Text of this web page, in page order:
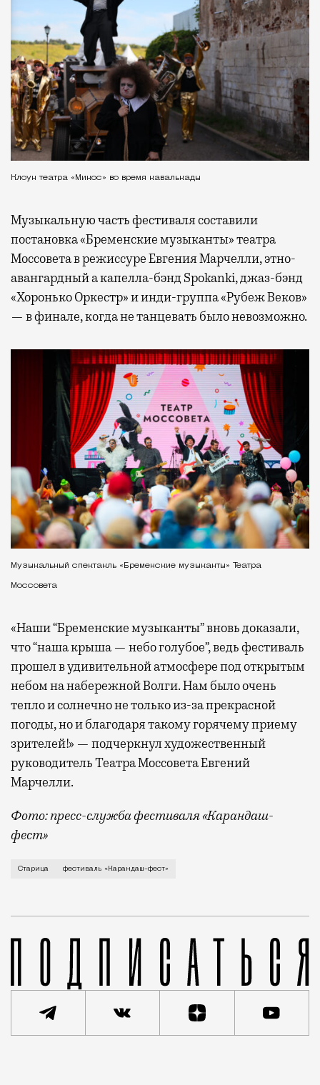
Клоун театра «Микос» во время кавалькады
Музыкальную часть фестиваля составили
постановка «Бременские музыканты» театра
Моссовета в режиссуре Евгения Марчелли, этно-
авангардный а капелла-бэнд Spokanki, джаз-бэнд
«Хоронько Оркестр» и инди-группа «Рубеж Веков»
— в финале, когда не танцевать было невозможно.
Музыкальный спектакль «Бременские музыканты» Театра
Моссовета
«Наши “Бременские музыканты” вновь доказали,
что “наша крыша — небо голубое”, ведь фестиваль
прошел в удивительной атмосфере под открытым
небом на набережной Волги. Нам было очень
тепло и солнечно не только из-за прекрасной
погоды, но и благодаря такому горячему приему
зрителей!» — подчеркнул художественный
руководитель Театра Моссовета Евгений
Марчелли.
Фото: пресс-служба фестиваля «Карандаш-
фест»
В минувший уикенд маленькая Старица в
Старица фестиваль «Карандаш-фест»